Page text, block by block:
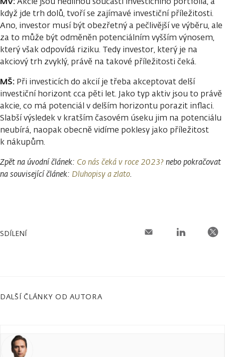
když jde trh dolů, tvoří se zajímavé investiční příležitosti.
Ano, investor musí být obezřetný a pečlivější ve výběru, ale
za to může být odměněn potenciálním vyšším výnosem,
který však odpovídá riziku. Tedy investor, který je na
akciový trh zvyklý, právě na takové příležitosti čeká.
MŠ: Při investicích do akcií je třeba akceptovat delší
investiční horizont cca pěti let. Jako typ aktiv jsou to právě
akcie, co má potenciál v delším horizontu porazit inflaci.
Slabší výsledek v kratším časovém úseku jim na potenciálu
neubírá, naopak obecně vidíme poklesy jako příležitost
k nákupům.
Zpět na úvodní článek: Co nás čeká v roce 2023?nebo pokračovat
na související článek: Dluhopisy a zlato.
SDÍLENÍ
DALŠÍ ČLÁNKY OD AUTORA